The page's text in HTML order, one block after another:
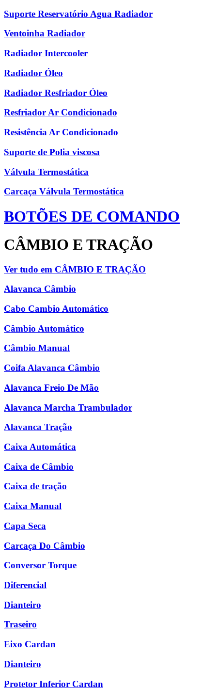
Suporte Reservatório Agua Radiador
Ventoinha Radiador
Radiador Intercooler
Radiador Óleo
Radiador Resfriador Óleo
Resfriador Ar Condicionado
Resistência Ar Condicionado
Suporte de Polia viscosa
Válvula Termostática
Carcaça Válvula Termostática
BOTÕES DE COMANDO
CÂMBIO E TRAÇÃO
Ver tudo em CÂMBIO E TRAÇÃO
Alavanca Câmbio
Cabo Cambio Automático
Câmbio Automático
Câmbio Manual
Coifa Alavanca Câmbio
Alavanca Freio De Mão
Alavanca Marcha Trambulador
Alavanca Tração
Caixa Automática
Caixa de Câmbio
Caixa de tração
Caixa Manual
Capa Seca
Carcaça Do Câmbio
Conversor Torque
Diferencial
Dianteiro
Traseiro
Eixo Cardan
Dianteiro
Protetor Inferior Cardan